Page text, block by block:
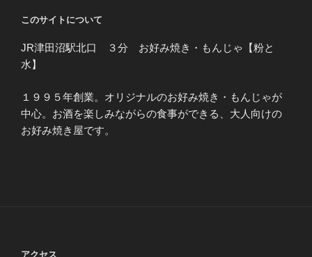
このサイトについて
JR津田沼駅北口 ３分 お好み焼き・もんじゃ【粉と
水】
１９９５年創業。オリジナルのお好み焼き・もんじゃが
中心。お酒を楽しみながらの食事ができる、大人向けの
お好み焼き屋です。
アクセス